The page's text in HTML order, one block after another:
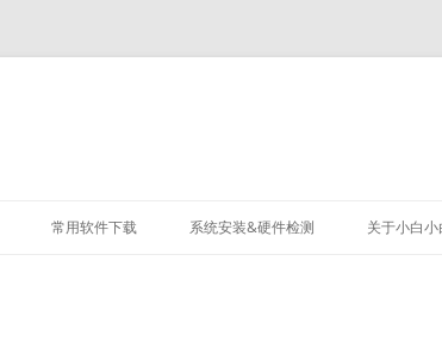
常用软件下载 系统安装&硬件检测 关于小白小